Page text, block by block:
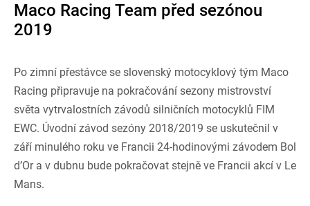
Maco Racing Team před sezónou
2019
Po zimní přestávce se slovenský motocyklový tým Maco
Racing připravuje na pokračování sezony mistrovství
světa vytrvalostních závodů silničních motocyklů FIM
EWC. Úvodní závod sezóny 2018/2019 se uskutečnil v
září minulého roku ve Francii 24-hodinovými závodem Bol
d’Or a v dubnu bude pokračovat stejně ve Francii akcí v Le
Mans.